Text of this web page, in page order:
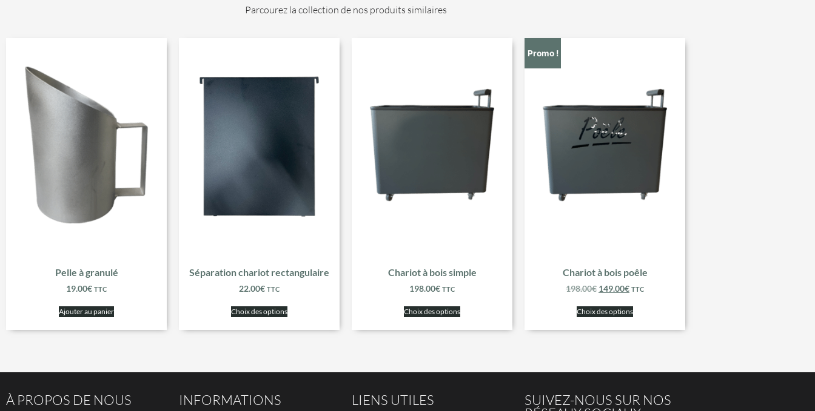
Parcourez la collection de nos produits similaires
Pelle à granulé
19.00€ TTC
Ajouter au panier
Séparation chariot rectangulaire
22.00€ TTC
Choix des options
Chariot à bois simple
198.00€ TTC
Choix des options
Promo !
Chariot à bois poêle
198.00€ 149.00€ TTC
Choix des options
À PROPOS DE NOUS INFORMATIONS LIENS UTILES
SUIVEZ-NOUS SUR NOS